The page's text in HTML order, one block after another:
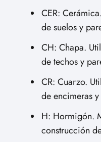
CER:
de suelos y
CH: Chapa.
de techos y
CR: Cuarzo.
de encimeras
H: Hormigón.
construcción